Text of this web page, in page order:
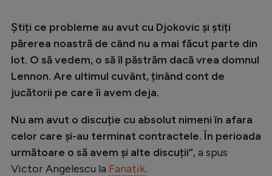
Știți ce probleme au avut cu Djokovic și știți
părerea noastră de când nu a mai făcut parte din
lot. O să vedem, o să îl păstrăm dacă vrea domnul
Lennon. Are ultimul cuvânt, ținând cont de
jucătorii pe care îi avem deja.
Nu am avut o discuție cu absolut nimeni în afara
celor care și-au terminat contractele. În perioada
următoare o să avem și alte discuții”, a spus
Victor Angelescu la Fanatik.